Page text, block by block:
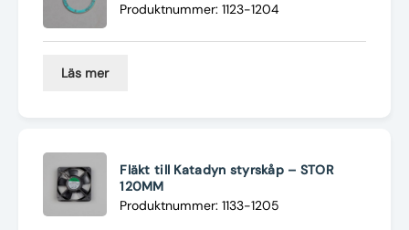
Produktnummer: 1123-1204
Läs mer
Fläkt till Katadyn styrskåp – STOR
120MM
Produktnummer: 1133-1205